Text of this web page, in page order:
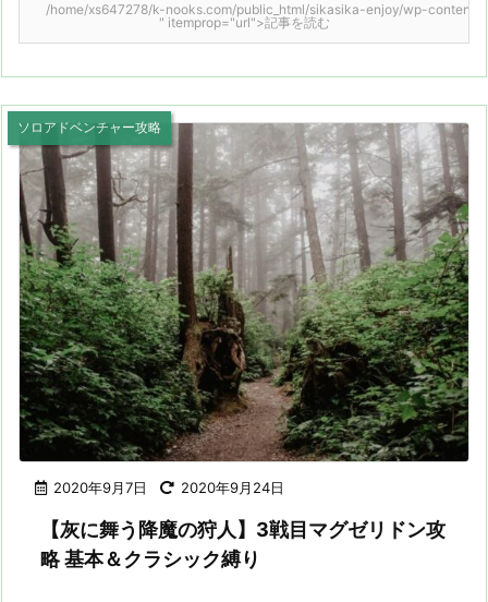
/home/xs647278/k-nooks.com/public_html/sikasika-enjoy/wp-
" itemprop="url">記事を読む
2020年9月7日 2020年9月24日
ソロアドベンチャー攻略
【灰に舞う降魔の狩人】3戦目マグゼリドン攻
略 基本＆クラシック縛り